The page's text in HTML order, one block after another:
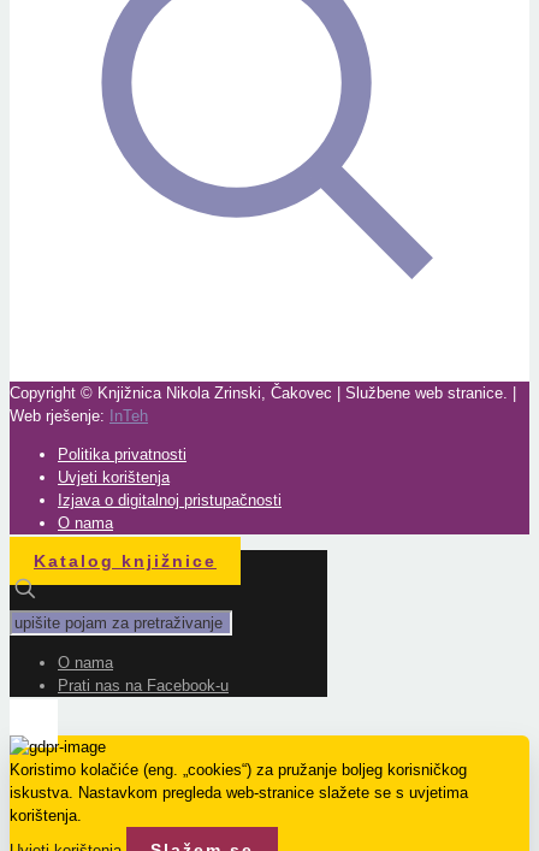
Copyright © Knjižnica Nikola Zrinski, Čakovec | Službene web stranice. |
Web rješenje: InTeh
Politika privatnosti
Uvjeti korištenja
Izjava o digitalnoj pristupačnosti
O nama
Katalog knjižnice
O nama
Prati nas na Facebook-u
Koristimo kolačiće (eng. „cookies“) za pružanje boljeg korisničkog
iskustva. Nastavkom pregleda web-stranice slažete se s uvjetima
korištenja.